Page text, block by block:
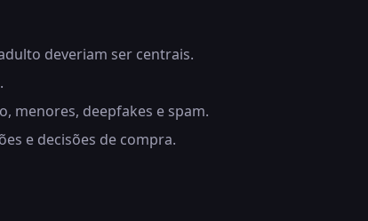
deveriam ser centrais.
menores, deepfakes e spam.
e decisões de compra.